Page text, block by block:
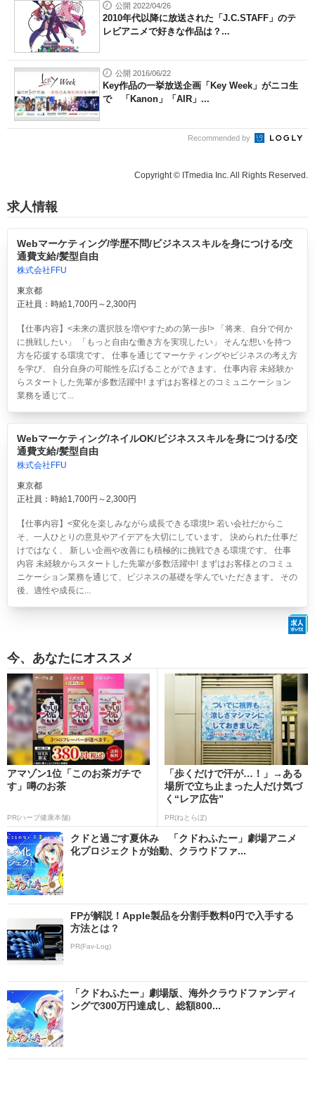
公開 2022/04/26
2010年代以降に放送された「J.C.STAFF」のテ
レビアニメで好きな作品は？...
公開 2016/06/22
Key作品の一挙放送企画「Key Week」がニコ生
で 「Kanon」「AIR」...
Recommended by
Copyright © ITmedia Inc. All Rights Reserved.
求人情報
Webマーケティング/学歴不問/ビジネススキルを身につける/交
通費支給/髪型自由
株式会社FFU
東京都
正社員：時給1,700円～2,300円
【仕事内容】<未来の選択肢を増やすための第一歩!> 「将来、自分で何か
に挑戦したい」 「もっと自由な働き方を実現したい」 そんな想いを持つ
方を応援する環境です。 仕事を通じてマーケティングやビジネスの考え方
を学び、 自分自身の可能性を広げることができます。 仕事内容 未経験か
らスタートした先輩が多数活躍中! まずはお客様とのコミュニケーション
業務を通じて...
Webマーケティング/ネイルOK/ビジネススキルを身につける/交
通費支給/髪型自由
株式会社FFU
東京都
正社員：時給1,700円～2,300円
【仕事内容】<変化を楽しみながら成長できる環境!> 若い会社だからこ
そ、一人ひとりの意見やアイデアを大切にしています。 決められた仕事だ
けではなく、 新しい企画や改善にも積極的に挑戦できる環境です。 仕事
内容 未経験からスタートした先輩が多数活躍中! まずはお客様とのコミュ
ニケーション業務を通じて、ビジネスの基礎を学んでいただきます。 その
後、適性や成長に...
今、あなたにオススメ
アマゾン1位「このお茶ガチで
す」噂のお茶
PR(ハーブ健康本舗)
「歩くだけで汗が…！」→ある
場所で立ち止まった人だけ気づ
く“レア広告”
PR(ねとらぼ)
クドと過ごす夏休み 「クドわふたー」劇場アニメ
化プロジェクトが始動、クラウドファ...
FPが解説！Apple製品を分割手数料0円で入手する
方法とは？
PR(Fav-Log)
「クドわふたー」劇場版、海外クラウドファンディ
ングで300万円達成し、総額800...